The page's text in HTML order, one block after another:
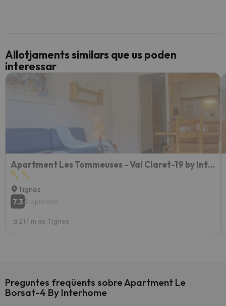
Allotjaments similars que us poden
interessar
Apartment Les Tommeuses - Val Claret-19 by Interhome
Tignes
7.3 5 opinions
a 217 m de Tignes
Preguntes freqüents sobre Apartment Le
Borsat-4 By Interhome